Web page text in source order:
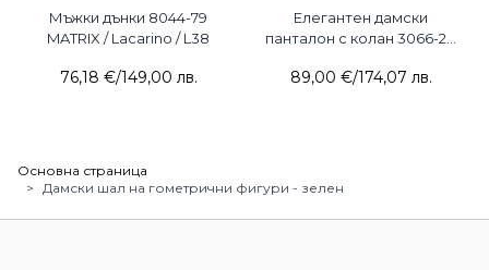
Мъжки дънки 8044-79
MATRIX / Lacarino / L38
76,18 €/149,00 лв.
Елегантен дамски
панталон с колан 3066-28
89,00 €/174,07 лв.
Основна страница
> Дамски шал на гометрични фигури - зелен